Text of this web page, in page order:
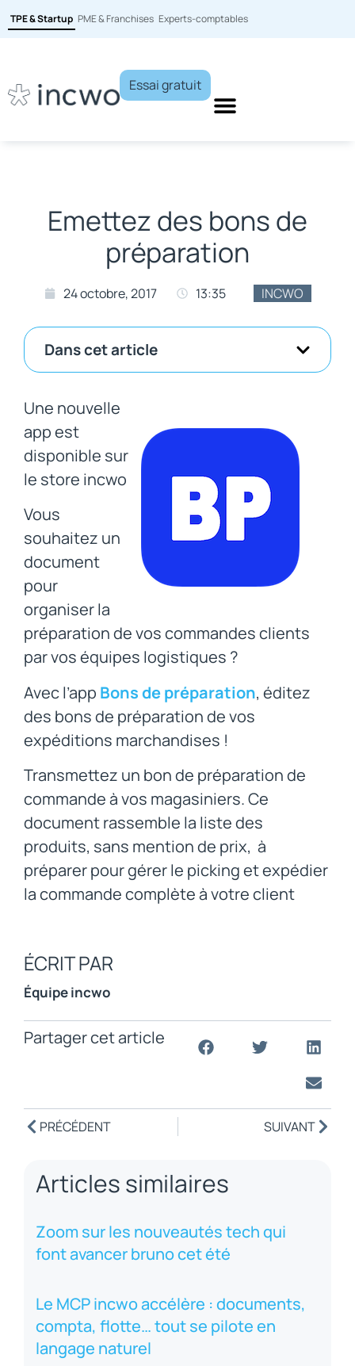
TPE & Startup PME & Franchises Experts-comptables
Essai gratuit
Articles similaires
Zoom sur les nouveautés tech qui
font avancer bruno cet été
Le MCP incwo accélère : documents,
compta, flotte… tout se pilote en
langage naturel
Emettez des bons de
préparation
24 octobre, 2017 13:35 INCWO
Dans cet article
Une nouvelle
app est
disponible sur
le store incwo
Vous
souhaitez un
document
pour
organiser la
préparation de vos commandes clients
par vos équipes logistiques ?
Avec l’app Bons de préparation, éditez
des bons de préparation de vos
expéditions marchandises !
Transmettez un bon de préparation de
commande à vos magasiniers. Ce
document rassemble la liste des
produits, sans mention de prix, à
préparer pour gérer le picking et expédier
la commande complète à votre client
ÉCRIT PAR
Équipe incwo
Partager cet article
PRÉCÉDENT SUIVANT